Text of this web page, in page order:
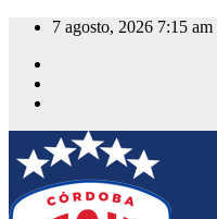
Saltar
contenido
7 agosto, 2026 7:15 am